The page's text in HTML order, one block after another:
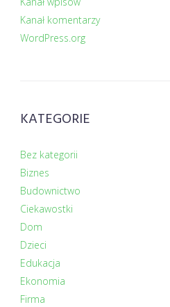
Kanał komentarzy
WordPress.org
KATEGORIE
Bez kategorii
Biznes
Budownictwo
Ciekawostki
Dom
Dzieci
Edukacja
Ekonomia
Firma